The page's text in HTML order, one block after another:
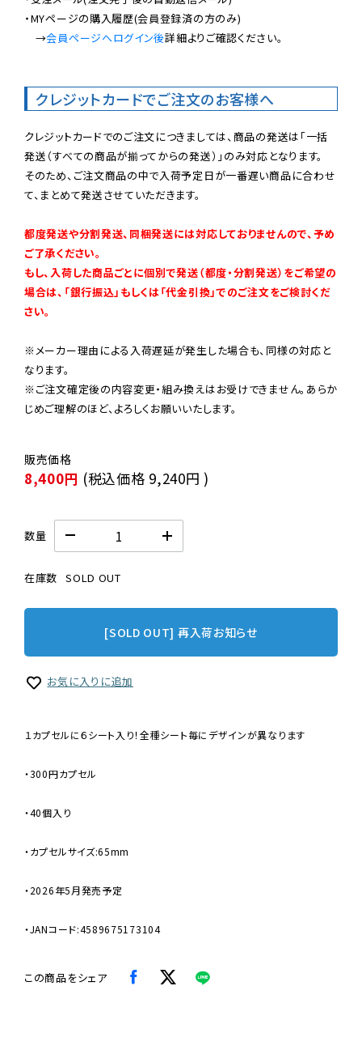
・MYページの購入履歴(会員登録済の方のみ)
→会員ページへログイン後詳細よりご確認ください。
クレジットカードでご注文のお客様へ
クレジットカードでのご注文につきましては、商品の発送は「一括
発送（すべての商品が揃ってからの発送）」のみ対応となります。
そのため、ご注文商品の中で入荷予定日が一番遅い商品に合わせ
て、まとめて発送させていただきます。
都度発送や分割発送、同梱発送には対応しておりませんので、予め
ご了承ください。
もし、入荷した商品ごとに個別で発送（都度・分割発送）をご希望の
場合は、「銀行振込」もしくは「代金引換」でのご注文をご検討くだ
さい。
※メーカー理由による入荷遅延が発生した場合も、同様の対応と
なります。
※ご注文確定後の内容変更・組み換えはお受けできません。あらか
じめご理解のほど、よろしくお願いいたします。
8,400円 (税込価格 9,240円 )
数量
在庫数 SOLD OUT
[SOLD OUT] 再入荷お知らせ
お気に入りに追加
１カプセルに６シート入り！全種シート毎にデザインが異なります
・300円カプセル
・40個入り
・カプセルサイズ:65mm
・2026年5月発売予定
・JANコード:4589675173104
この商品をシェア